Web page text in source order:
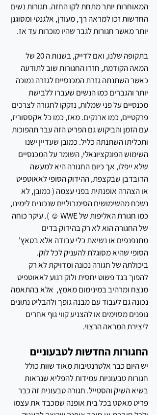
המאוחרות יותר מתחת לקו החזה. חגורות נשים
החדשות זכו למראה רך, מעודן, אלגנטי ומסוגנן
יותר מאשר חגורות לגבר שהיו מוכרות עד אז.
בתקופה שלנו, ואם לדייק, בשנות ה 20 של
המאה הקודמת, חזרו החגורות שוב לתודעה
כאשר השתנתה גזרת המכנסיים לגזרה נמוכה
יותר והגברים כמו הנשים שעברו ללבישת
מכנסיים על פני שמלות, נזקקו לחגורה לצרכים
פרקטיים, כמו ארנקים. מאז, כמו כל אקססוריז,
עם הזמן והביקוש גם הפריט הזה עבר תהפוכות
ותכליתו השתנתה כליל. כמובן שעדיין ישנו
השימוש הפונקציונאלי, השומר על המכנסיים
שלא ייפלו, אך כיום החגורה היא למעשה
הדובדבן שבקצפת, ההידוק הסופי לאאוטפיט
או הצהרה אופנתית בפני עצמה ( כמובן, לא
נשכח מהשימושים הסימבוליים שנכונים לימינו,
כמו חגורת האליפות של WWE ☺ ). עיקר כוחה
של החגורה הוא לא רק בהידוק בדים
מתנפנפים או נשיאת כלי עבודה אלא בטאץ'
הסופי שהיא מסוגלת להעניק לכל לוק.
ביכולתה של חגורה נכונה ומדויקת לא רק
להפוך בגד פשוט יחסית ולוק רגוע לאאוטפיט
מנצח ומרהיב במינימום מאמץ,  אלא בהתאמה
נכונה גם לעבוד עם מבנה גופך ולהבליט נתונים
גופנים מסוימים או להצניע קווי גוף אחרים
ליצירת המראה הרצוי.
החגורות החדשות לטבעוניים
יש היום כבר אלטרנטיבות מאוד שוות כולל
חגורות טבעוניות עמידות להפליא שנראות
בשיא השיק והסטייל. חגורה טבעונית זה כבר
פריט מאסט בכל בית אופנה שמכבד את עצמו